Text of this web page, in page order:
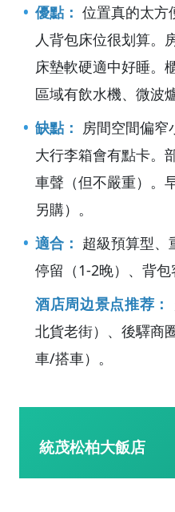
優點： 位置真的太方
人背包床位很划算。
床墊軟硬適中好睡。
區域有飲水機、微波
缺點： 房間空間偏窄
大行李箱會有點卡。
車聲（但不嚴重）。
另購）。
適合： 超級預算型、
停留（1-2晚）、背包
酒店周边景点推荐：
北貨老街）、後驛商
車/搭車）。
統茂松柏大飯店